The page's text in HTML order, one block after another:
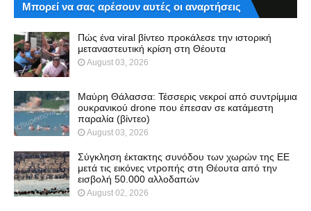
Μπορεί να σας αρέσουν αυτές οι αναρτήσεις
Πώς ένα viral βίντεο προκάλεσε την ιστορική
μεταναστευτική κρίση στη Θέουτα
August 03, 2026
Μαύρη Θάλασσα: Τέσσερις νεκροί από συντρίμμια
ουκρανικού drone που έπεσαν σε κατάμεστη
παραλία (βίντεο)
August 03, 2026
Σύγκληση έκτακτης συνόδου των χωρών της ΕΕ
μετά τις εικόνες ντροπής στη Θέουτα από την
εισβολή 50.000 αλλοδαπών
August 02, 2026